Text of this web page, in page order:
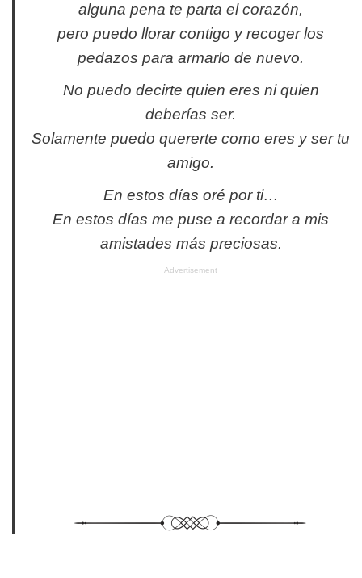
alguna pena te parta el corazón,
pero puedo llorar contigo y recoger los
pedazos para armarlo de nuevo.
No puedo decirte quien eres ni quien
deberías ser.
Solamente puedo quererte como eres y ser tu
amigo.
En estos días oré por ti…
En estos días me puse a recordar a mis
amistades más preciosas.
Advertisement